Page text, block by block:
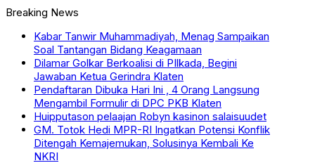
Breaking News
Kabar Tanwir Muhammadiyah, Menag Sampaikan
Soal Tantangan Bidang Keagamaan
Dilamar Golkar Berkoalisi di PIlkada, Begini
Jawaban Ketua Gerindra Klaten
Pendaftaran Dibuka Hari Ini , 4 Orang Langsung
Mengambil Formulir di DPC PKB Klaten
Huipputason pelaajan Robyn kasinon salaisuudet
GM. Totok Hedi MPR-RI Ingatkan Potensi Konflik
Ditengah Kemajemukan, Solusinya Kembali Ke
NKRI